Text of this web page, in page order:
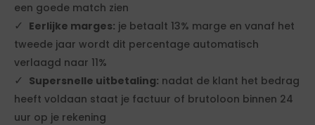
een goede match zien
Eerlijke marges: je betaalt 13% marge en vanaf het
tweede jaar wordt dit percentage automatisch
verlaagd naar 11%
Supersnelle uitbetaling: nadat de klant het bedrag
heeft voldaan staat je factuur of brutoloon binnen 24
uur op je rekening